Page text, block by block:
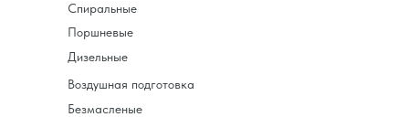
Спиральные
Поршневые
Дизельные
Воздушная подготовка
Безмасленые